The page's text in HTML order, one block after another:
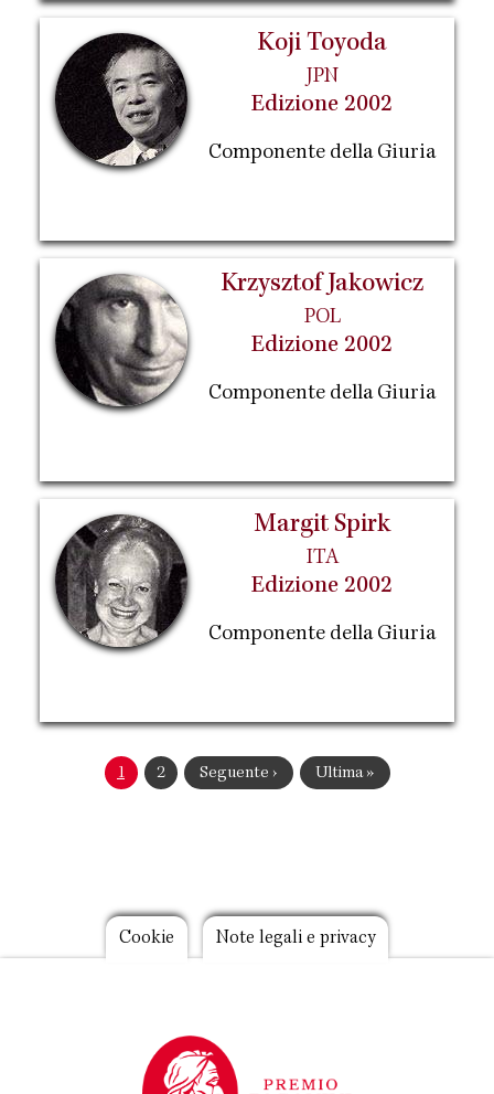
Koji Toyoda
JPN
Edizione 2002
Componente della Giuria
Krzysztof Jakowicz
POL
Edizione 2002
Componente della Giuria
Margit Spirk
ITA
Edizione 2002
Componente della Giuria
Pagina
1 Pagina
2
Pagina
Seguente ›
Ultima
Ultima »
Footer
Cookie Note legali e privacy